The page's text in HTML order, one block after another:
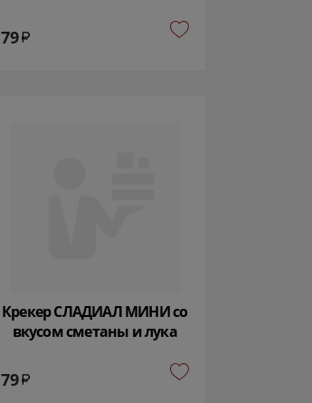
79
Крекер СЛАДИАЛ МИНИ со
вкусом сметаны и лука
79